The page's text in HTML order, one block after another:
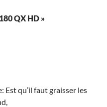
QX HD »
Est qu’il faut graisser les